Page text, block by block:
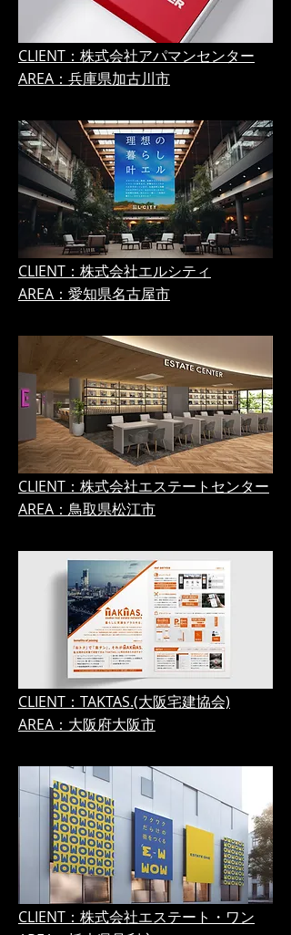
CLIENT：株式会社アパマンセンター
AREA：兵庫県加古川市
CLIENT：株式会社エルシティ
AREA：愛知県名古屋市
CLIENT：株式会社エステートセンター
AREA：鳥取県松江市
CLIENT：TAKTAS.(大阪宅建協会)
AREA：大阪府大阪市
CLIENT：株式会社エステート・ワン